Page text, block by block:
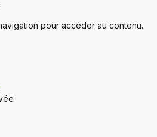
pour accéder au contenu.